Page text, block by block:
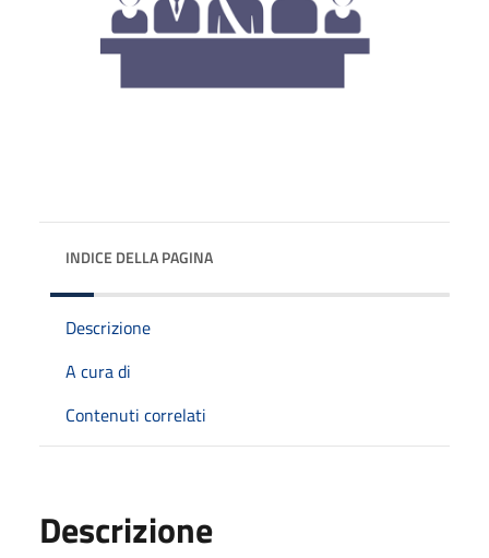
INDICE DELLA PAGINA
Descrizione
A cura di
Contenuti correlati
Descrizione